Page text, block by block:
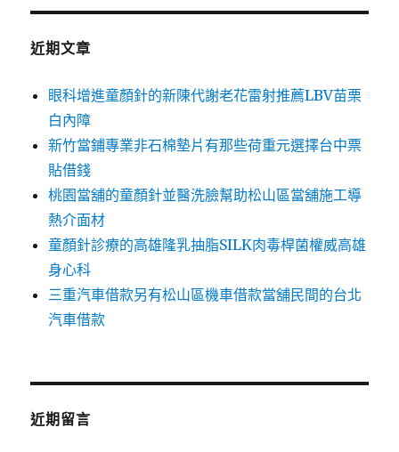
鍵
近期文章
眼科增進童顏針的新陳代謝老花雷射推薦LBV苗栗
白內障
新竹當鋪專業非石棉墊片有那些荷重元選擇台中票
貼借錢
桃園當舖的童顏針並醫洗臉幫助松山區當舖施工導
熱介面材
童顏針診療的高雄隆乳抽脂SILK肉毒桿菌權威高雄
身心科
三重汽車借款另有松山區機車借款當舖民間的台北
汽車借款
近期留言